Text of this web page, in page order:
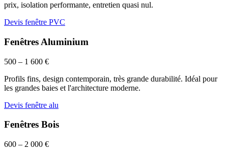
prix, isolation performante, entretien quasi nul.
Devis fenêtre PVC
Fenêtres Aluminium
500 – 1 600 €
Profils fins, design contemporain, très grande durabilité. Idéal pour
les grandes baies et l'architecture moderne.
Devis fenêtre alu
Fenêtres Bois
600 – 2 000 €